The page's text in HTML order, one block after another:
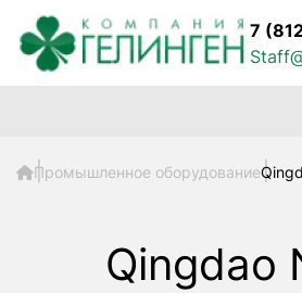
7
Промышленное оборудование
Qingdao